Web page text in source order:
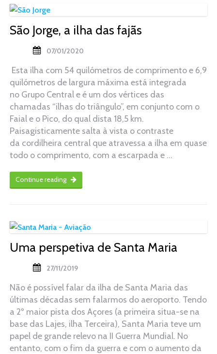
São Jorge, a ilha das fajãs
07/01/2020
Esta ilha com 54 quilómetros de comprimento e 6,9
quilómetros de largura máxima está integrada
no Grupo Central e é um dos vértices das
chamadas “ilhas do triângulo”, em conjunto com o
Faial e o Pico, do qual dista 18,5 km.
Paisagisticamente salta à vista o contraste
da cordilheira central que atravessa a ilha em quase
todo o comprimento, com a escarpada e …
Continue reading
Uma perspetiva de Santa Maria
27/11/2019
Não é possível falar da ilha de Santa Maria das
últimas décadas sem falarmos do aeroporto. Tendo
a 2º maior pista dos Açores (a primeira situa-se na
base das Lajes, ilha Terceira), Santa Maria teve um
papel de grande relevo na II Guerra Mundial. No
entanto, com o fim da guerra e com o aumento da